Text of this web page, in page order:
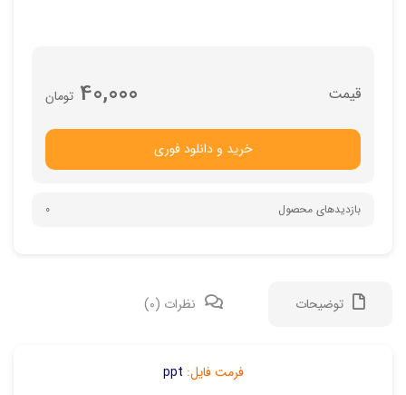
تومان 40,000
خرید و دانلود فوری
بازدیدهای محصول 0
توضیحات نظرات (0)
فرمت فایل: ppt